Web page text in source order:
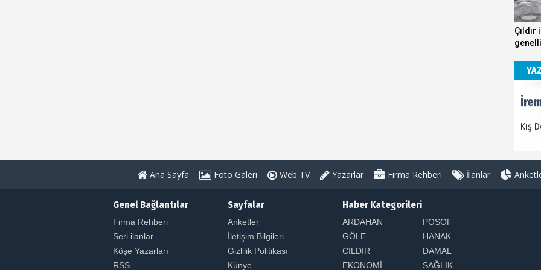
Çıldır
Kış
Kış
Ana Sayfa Foto Galeri Web TV Yazarlar Firma Rehberi İlanlar
Genel Bağlantılar
Firma Rehberi
Seri ilanlar
Köşe Yazarları
RSS
Sayfalar
Anketler
İletişim Bilgileri
Gizlilik Politikası
Künye
Haber Kategorileri
ARDAHAN
POSOF
GÖLE
HANAK
CILDIR
DAMAL
EKONOMİ
SAĞLIK